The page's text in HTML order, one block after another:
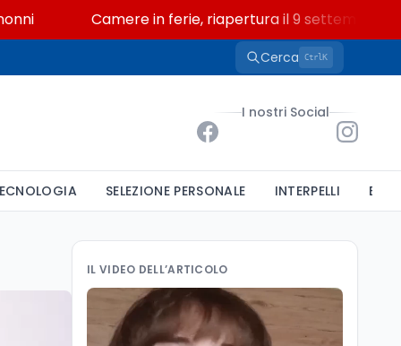
Camere in ferie, riapertura il 9 settembre tra
Cerca CtrlK
I nostri Social
SELEZIONE PERSONALE INTERPELLI
IL VIDEO DELL’ARTICOLO